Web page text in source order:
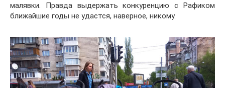
малявки. Правда выдержать конкуренцию с Рафиком
ближайшие годы не удастся, наверное, никому.